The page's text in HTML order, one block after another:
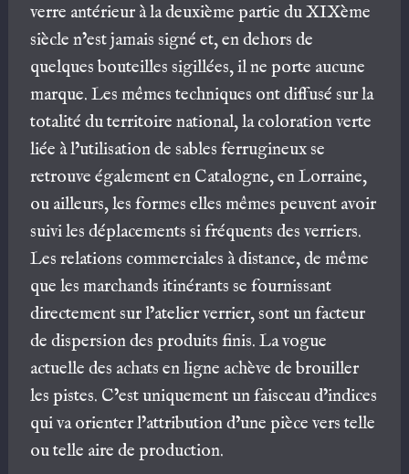
verre antérieur à la deuxième partie du XIXème
siècle n’est jamais signé et, en dehors de
quelques bouteilles sigillées, il ne porte aucune
marque. Les mêmes techniques ont diffusé sur la
totalité du territoire national, la coloration verte
liée à l’utilisation de sables ferrugineux se
retrouve également en Catalogne, en Lorraine,
ou ailleurs, les formes elles mêmes peuvent avoir
suivi les déplacements si fréquents des verriers.
Les relations commerciales à distance, de même
que les marchands itinérants se fournissant
directement sur l’atelier verrier, sont un facteur
de dispersion des produits finis. La vogue
actuelle des achats en ligne achève de brouiller
les pistes. C’est uniquement un faisceau d’indices
qui va orienter l’attribution d’une pièce vers telle
ou telle aire de production.